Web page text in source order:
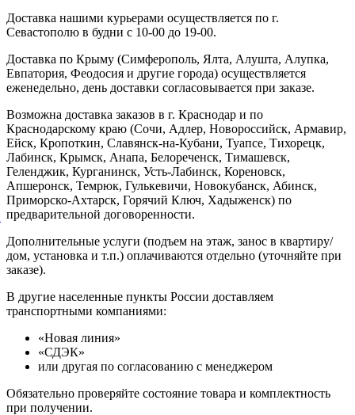
Доставка нашими курьерами осуществляется по г.
Севастополю в будни с 10-00 до 19-00.
Доставка по Крыму (Симферополь, Ялта, Алушта, Алупка,
Евпатория, Феодосия и другие города) осуществляется
еженедельно, день доставки согласовывается при заказе.
Возможна доставка заказов в г. Краснодар и по
Краснодарскому краю (Сочи, Адлер, Новороссийск, Армавир,
Ейск, Кропоткин, Славянск-на-Кубани, Туапсе, Тихорецк,
Лабинск, Крымск, Анапа, Белореченск, Тимашевск,
Геленджик, Курганинск, Усть-Лабинск, Кореновск,
Апшеронск, Темрюк, Гулькевичи, Новокубанск, Абинск,
Приморско-Ахтарск, Горячий Ключ, Хадыженск) по
предварительной договоренности.
Дополнительные услуги (подъем на этаж, занос в квартиру/
дом, установка и т.п.) оплачиваются отдельно (уточняйте при
заказе).
В другие населенные пункты России доставляем
транспортными компаниями:
«Новая линия»
«СДЭК»
или другая по согласованию с менеджером
Обязательно проверяйте состояние товара и комплектность
при получении.